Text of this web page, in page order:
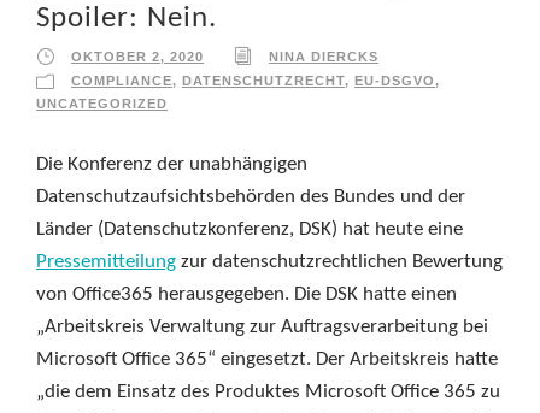
Spoiler: Nein.
OKTOBER 2, 2020
NINA DIERCKS
COMPLIANCE, DATENSCHUTZRECHT, EU-DSGVO,
UNCATEGORIZED
Die Konferenz der unabhängigen
Datenschutzaufsichtsbehörden des Bundes und der
Länder (Datenschutzkonferenz, DSK) hat heute eine
Pressemitteilung zur datenschutzrechtlichen Bewertung
von Office365 herausgegeben. Die DSK hatte einen
„Arbeitskreis Verwaltung zur Auftragsverarbeitung bei
Microsoft Office 365“ eingesetzt. Der Arbeitskreis hatte
„die dem Einsatz des Produktes Microsoft Office 365 zu